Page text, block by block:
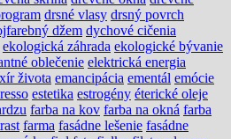
drsné vlasy drsný povrch
džem dychové cičenia
ekologická záhrada ekologické bývanie
oblečenie elektrická energia
života emancipácia ementál emócie
estetika estrogény éterické oleje
farba na kov farba na okná farba
farma fasádne lešenie fasádne